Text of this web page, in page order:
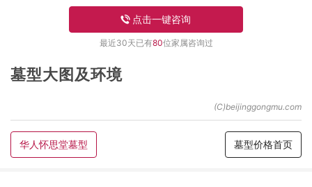
点击一键咨询
最近30天已有80位家属咨询过
墓型大图及环境
华人怀思堂墓型 墓型价格首页